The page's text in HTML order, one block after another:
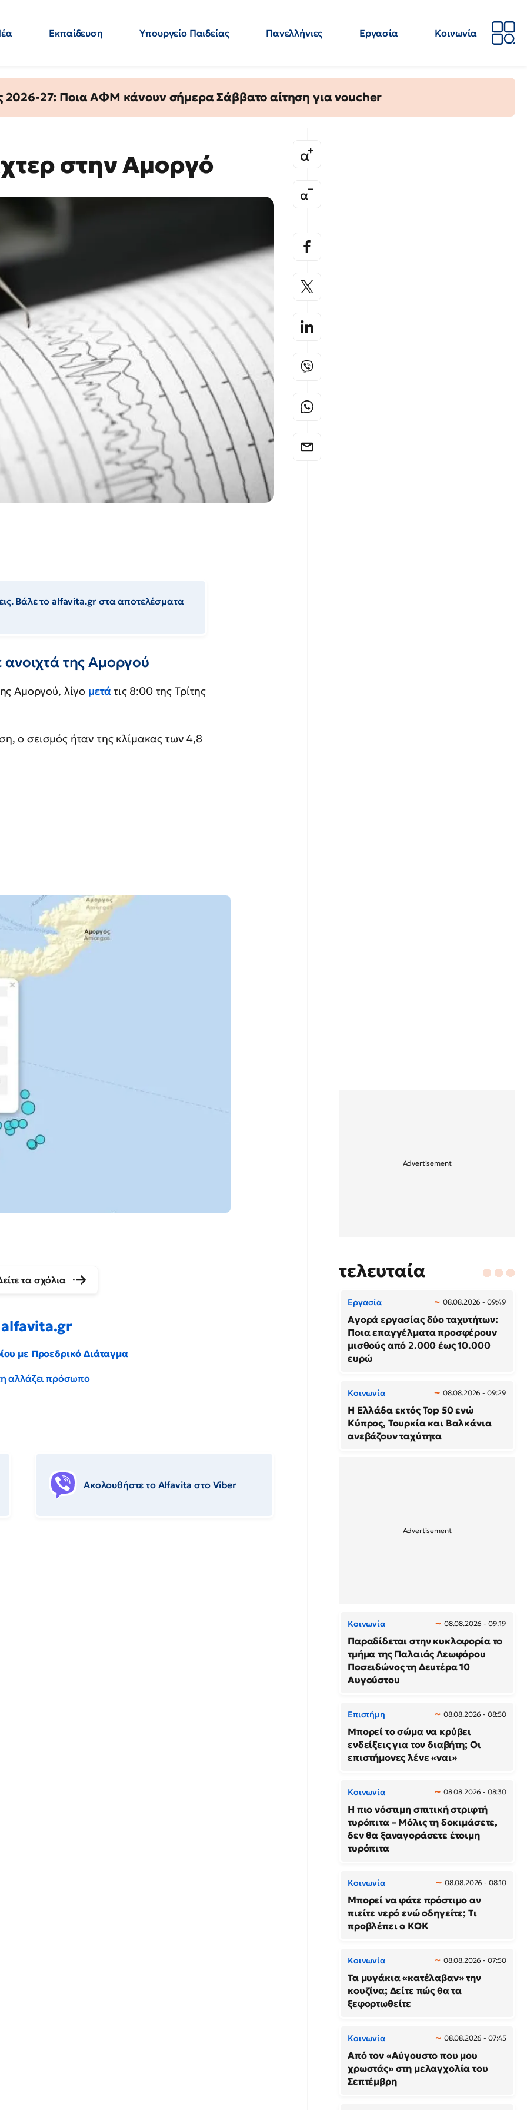
Εκπαίδευση Υπουργείο Παιδείας Πανελλήνιες Εργασία
Κοινωνία
2026-27: Ποια ΑΦΜ κάνουν σήμερα Σάββατο αίτηση για voucher
στην Αμοργό
Βάλε το alfavita.gr στα αποτελέσματα
της Αμοργού
Αμοργού, λίγο μετάτις 8:00 της Τρίτης
ο σεισμός ήταν της κλίμακας των 4,8
τα σχόλια
alfavita.gr
με Προεδρικό Διάταγμα
αλλάζει πρόσωπο
Ακολουθήστε το Αlfavita στο Viber
τελευταία
Εργασία 08.08.2026 - 09:49
Αγορά εργασίας δύο ταχυτήτων:
Ποια επαγγέλματα προσφέρουν
μισθούς από 2.000 έως 10.000
ευρώ
Κοινωνία 08.08.2026 - 09:29
Η Ελλάδα εκτός Top 50 ενώ
Κύπρος, Τουρκία και Βαλκάνια
ανεβάζουν ταχύτητα
Κοινωνία 08.08.2026 - 09:19
Παραδίδεται στην κυκλοφορία το
τμήμα της Παλαιάς Λεωφόρου
Ποσειδώνος τη Δευτέρα 10
Αυγούστου
Επιστήμη 08.08.2026 - 08:50
Μπορεί το σώμα να κρύβει
ενδείξεις για τον διαβήτη; Οι
επιστήμονες λένε «ναι»
Κοινωνία 08.08.2026 - 08:30
Η πιο νόστιμη σπιτική στριφτή
τυρόπιτα – Μόλις τη δοκιμάσετε,
δεν θα ξαναγοράσετε έτοιμη
τυρόπιτα
Κοινωνία 08.08.2026 - 08:10
Μπορεί να φάτε πρόστιμο αν
πιείτε νερό ενώ οδηγείτε; Τι
προβλέπει ο ΚΟΚ
Κοινωνία 08.08.2026 - 07:50
Τα μυγάκια «κατέλαβαν» την
κουζίνα; Δείτε πώς θα τα
ξεφορτωθείτε
Κοινωνία 08.08.2026 - 07:45
Από τον «Αύγουστο που μου
χρωστάς» στη μελαγχολία του
Σεπτέμβρη